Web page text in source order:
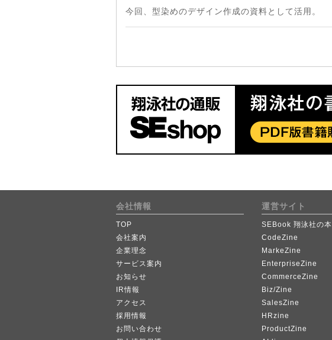
今回、型染めのデザイン作成の資料として活用。
会社情報
TOP
会社案内
企業理念
サービス案内
お知らせ
IR情報
アクセス
採用情報
お問い合わせ
運営サイト
SEBook 翔泳社の本
CodeZine
MarkeZine
EnterpriseZine
CommerceZine
Biz/Zine
SalesZine
HRzine
ProductZine